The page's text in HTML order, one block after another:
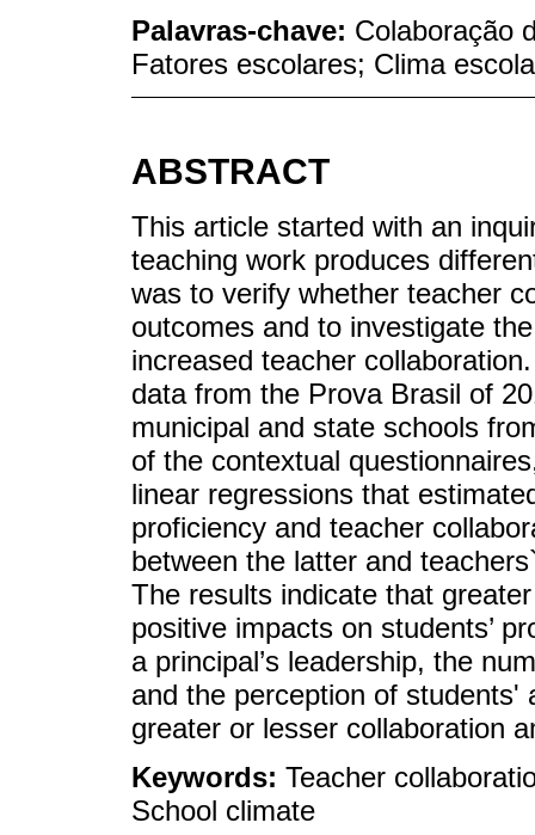
Palavras-chave: Colaboração
Fatores escolares; Clima
ABSTRACT
This article started with an
teaching work produces
was to verify whether teacher
outcomes and to investigate
increased teacher
data from the Prova Brasil of
municipal and state schools
of the contextual
linear regressions that
proficiency and teacher
between the latter and
The results indicate that
positive impacts on students’
a principal’s leadership, the
and the perception of students'
greater or lesser collaboration
Keywords: Teacher
School climate